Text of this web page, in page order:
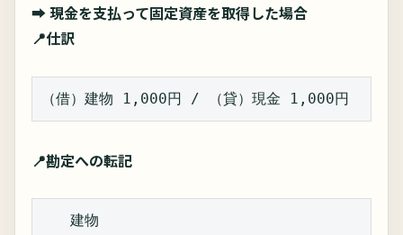
➡現金を支払って固定資産を取得した場合
📍仕訳
📍勘定への転記
建物